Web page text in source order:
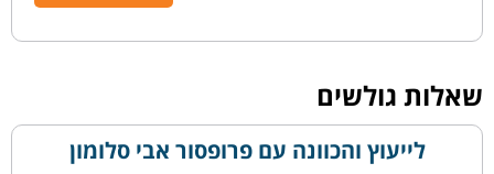
שאלות גולשים
לייעוץ והכוונה עם פרופסור אבי סלומון